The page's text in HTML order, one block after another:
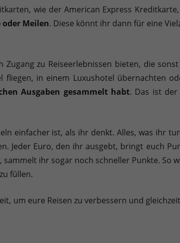
wie der American Express
Meilen. Diese könnt ihr dann für eine
zu Reiseerlebnissen bieten, die
in einem Luxushotel übernachten
Ausgaben gesammelt habt. Das ist
einfacher ist, als ihr denkt. Alles, was ihr
Jeder Euro, den ihr ausgebt, bringt euch
ihr sogar noch schneller Punkte. So
füllen.
um eure Reisen zu verbessern und